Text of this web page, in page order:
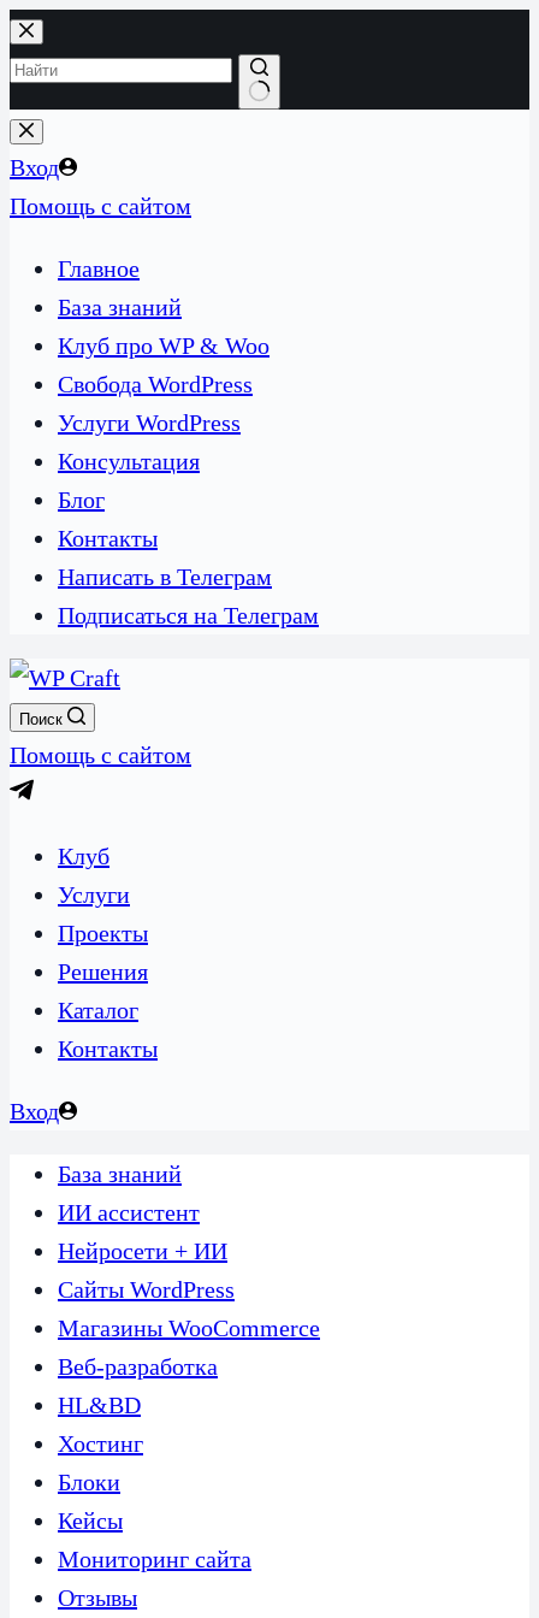
Перейти
к
сути
Ничего
не
найдено
Вход
Помощь с сайтом
Главное
База знаний
Клуб про WP & Woo
Свобода WordPress
Услуги WordPress
Консультация
Блог
Контакты
Написать в Телеграм
Подписаться на Телеграм
Поиск
Помощь с сайтом
Клуб
Услуги
Проекты
Решения
Каталог
Контакты
Вход
База знаний
ИИ ассистент
Нейросети + ИИ
Сайты WordPress
Магазины WooCommerce
Веб-разработка
HL&BD
Хостинг
Блоки
Кейсы
Мониторинг сайта
Отзывы